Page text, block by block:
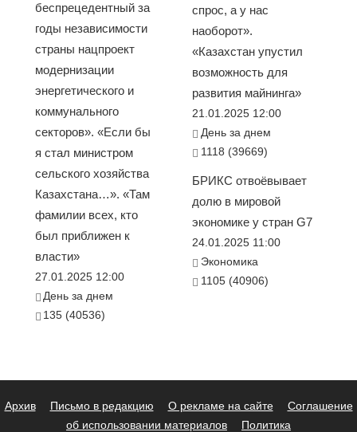
беспрецедентный за
годы независимости
страны нацпроект
модернизации
энергетического и
коммунального
секторов». «Если бы
я стал министром
сельского хозяйства
Казахстана…». «Там
фамилии всех, кто
был приближен к
власти»
27.01.2025 12:00
День за днем
135 (40536)
спрос, а у нас
наоборот».
«Казахстан упустил
возможность для
развития майнинга»
21.01.2025 12:00
День за днем
1118 (39669)
БРИКС отвоёвывает
долю в мировой
экономике у стран G7
24.01.2025 11:00
Экономика
1105 (40906)
Архив Письмо в редакцию О рекламе на сайте
Соглашение
об использовании материалов
Политика